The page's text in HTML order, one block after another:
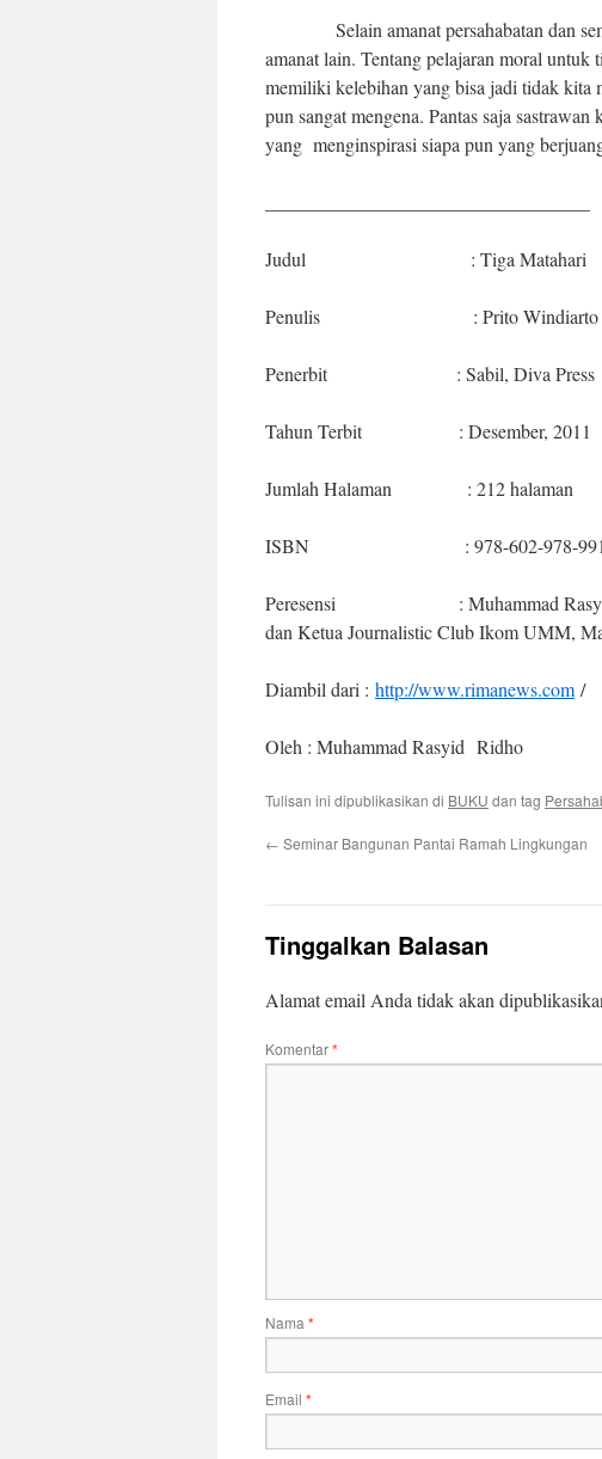
Selain amanat persahabatan dan
amanat lain. Tentang pelajaran moral untuk
memiliki kelebihan yang bisa jadi tidak kita
pun sangat mengena. Pantas saja
yang menginspirasi siapa pun yang
Judul : Tiga Matahari
Penulis : Prito Windiarto
Penerbit : Sabil, Diva Press
Tahun Terbit : Desember, 2011
Jumlah Halaman : 212 halaman
ISBN : 978-602-978-
Peresensi : Muhammad Rasyid
dan Ketua Journalistic Club Ikom UMM,
Diambil dari : http://www.rimanews.com /
Oleh : Muhammad Rasyid Ridho
Tulisan ini dipublikasikan di BUKU dan tag
← Seminar Bangunan Pantai Ramah Lingkungan
Tinggalkan Balasan
Alamat email Anda tidak akan
Komentar*
Nama *
Email *